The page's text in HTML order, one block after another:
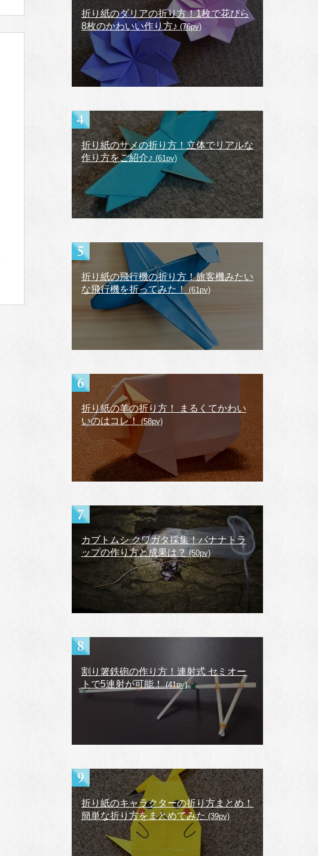
折り紙のダリアの折り方！1枚で花びら
8枚のかわいい作り方♪ (76pv)
折り紙のサメの折り方！立体でリアルな
作り方をご紹介♪ (61pv)
折り紙の飛行機の折り方！旅客機みたい
な飛行機を折ってみた！ (61pv)
折り紙の羊の折り方！ まるくてかわい
いのはコレ！
(58pv)
カブトムシ クワガタ採集！バナナトラ
ップの作り方と成果は？ (50pv)
割り箸鉄砲の作り方！連射式 セミオー
トで5連射が可能！(41pv)
折り紙のキャラクターの折り方まとめ！
簡単な折り方をまとめてみた(39pv)